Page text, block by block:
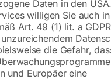
Versandkosten
2 - 3 Tage
Standard (Österreich):€
Sie: Die Versandkosten
Daten in den
willigen Sie auch
Art. 49 (1) lit. a
die Gefahr,
und Europäer eine